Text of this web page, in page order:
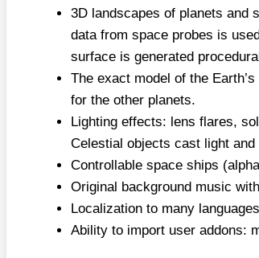
3D land­scapes of pla­nets and
data from space pro­bes is
sur­face is gene­ra­ted
The exact model of the
for the other pla­nets.
Light­ing effects: lens fla­res,
Celes­ti­al objects cast light
Con­troll­able space ships
Ori­gi­nal back­ground music
Loca­liza­ti­on to many
Abili­ty to import user addons: